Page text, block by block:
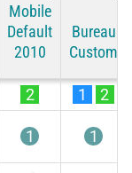
Mobile
Default
2010
Bureau
Custom
2 1
2
1 1